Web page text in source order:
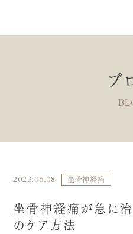
ブ
2023.06.08 坐骨神経痛
坐骨神経痛が急に
のケア方法